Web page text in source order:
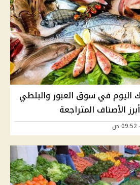
اليوم في سوق العبور والبلطي
الأصناف المتراجعة